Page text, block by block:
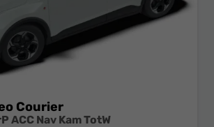
Courier
ACC Nav Kam TotW